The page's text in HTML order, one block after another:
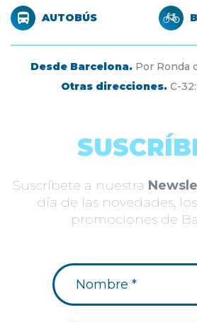
AUTOBÚS
Desde Barcelona. Por Ronda
Otras direcciones. C-
Suscríbete a nuestra
día de las novedades,
promociones de